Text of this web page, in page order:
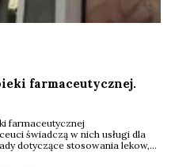
farmaceutycznej.
farmaceutycznej
świadczą w nich usługi dla
dotyczące stosowania lekow,